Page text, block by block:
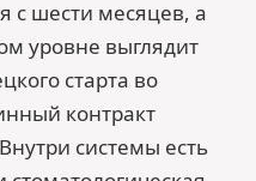
с шести месяцев, а
уровне выглядит
старта во
контракт
системы есть